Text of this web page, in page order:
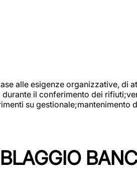
alle esigenze organizzative,
il conferimento dei
su